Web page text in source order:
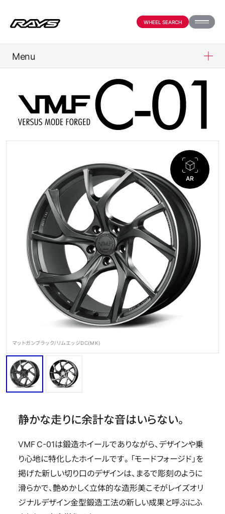
WHEEL SEARCH
Menu
PRODUCTS
ABOUT
COMPANY
PARTNER SHOP
NEWS
OFFICIAL SNS
Store
AR
マットガンブラック/リムエッジDC(MK)
静かな走りに余計な音はいらない。
VMF C-01は鍛造ホイールでありながら、デザインや乗
り心地に特化したホイールです。「モードフォージド」を
掲げた新しい切り口のデザインは、まるで彫刻のように
滑らかで、艶めかしく立体的な造形美こそがレイズオリ
ジナルデザイン金型鍛造工法の新しい成果と呼ぶにふ